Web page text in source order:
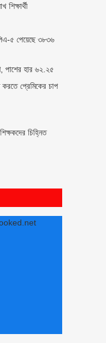
৫ পেয়েছে ৩৮৩৬
পাশের হার ৬২.২৫
করতে প্রেমিকের চাপ
চিহ্নিত